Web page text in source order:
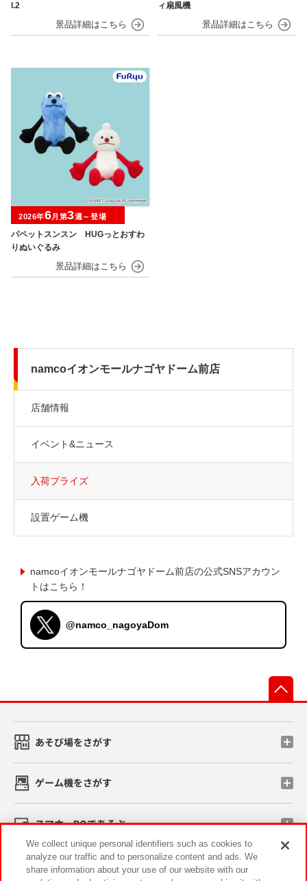
l.2
ィ扇風機
パペットスンスン HUGっとおすわ
りぬいぐるみ
2026年6月第3週～登場
namcoイオンモールナゴヤドーム前店
店舗情報
イベント&ニュース
入荷プライズ
設置ゲーム機
namcoイオンモールナゴヤドーム前店の公式SNSアカウン
トはこちら！
@namco_nagoyaDom
あそび場をさがす
ゲーム機をさがす
スマホ・PCであそぶ
イベント・キャンペーン
We collect unique personal identifiers such as cookies to
analyze our traffic and to personalize content and ads. We
share information about your use of our website with our